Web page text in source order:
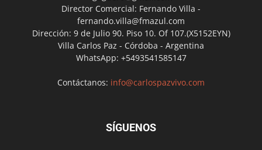
Director Comercial: Fernando Villa -
fernando.villa@fmazul.com
Dirección: 9 de Julio 90. Piso 10. Of 107.(X5152EYN)
Villa Carlos Paz - Córdoba - Argentina
WhatsApp: +5493541585147
Contáctanos: info@carlospazvivo.com
SÍGUENOS